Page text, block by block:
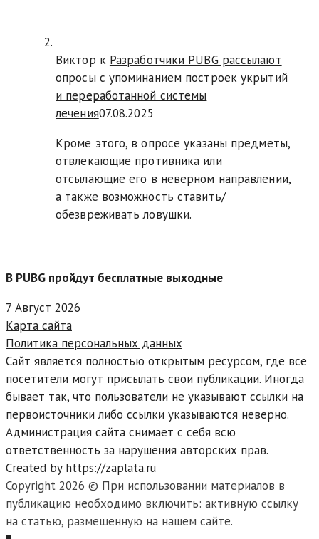
Виктор к Разработчики PUBG рассылают
опросы с упоминанием построек укрытий
и переработанной системы
лечения07.08.2025
Кроме этого, в опросе указаны предметы,
отвлекающие противника или
отсылающие его в неверном направлении,
а также возможность ставить/
обезвреживать ловушки.
В PUBG пройдут бесплатные выходные
7 Август 2026
Карта сайта
Политика персональных данных
Сайт является полностью открытым ресурсом, где все
посетители могут присылать свои публикации. Иногда
бывает так, что пользователи не указывают ссылки на
первоисточники либо ссылки указываются неверно.
Администрация сайта снимает с себя всю
ответственность за нарушения авторских прав.
Created by https://zaplata.ru
Copyright 2026 © При использовании материалов в
публикацию необходимо включить: активную ссылку
на статью, размещенную на нашем сайте.